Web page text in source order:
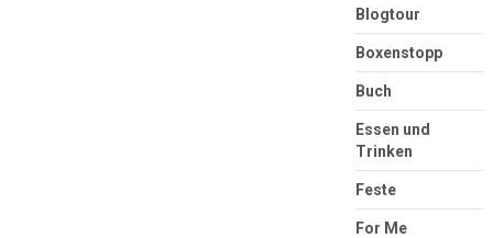
Blogtour
Boxenstopp
Buch
Essen und
Trinken
Feste
For Me